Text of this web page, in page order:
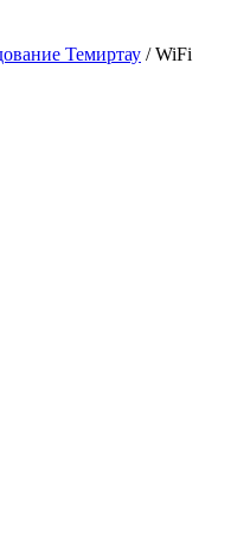
Темиртау / WiFi